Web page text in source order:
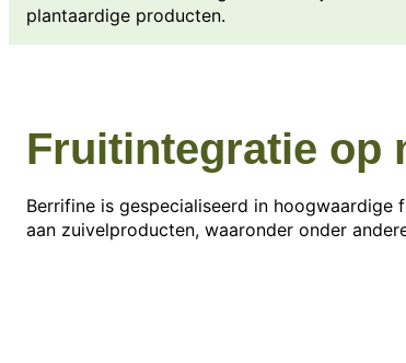
plantaardige producten.
Fruitintegratie op
Berrifine is gespecialiseerd in hoogwaardige
aan zuivelproducten, waaronder onder